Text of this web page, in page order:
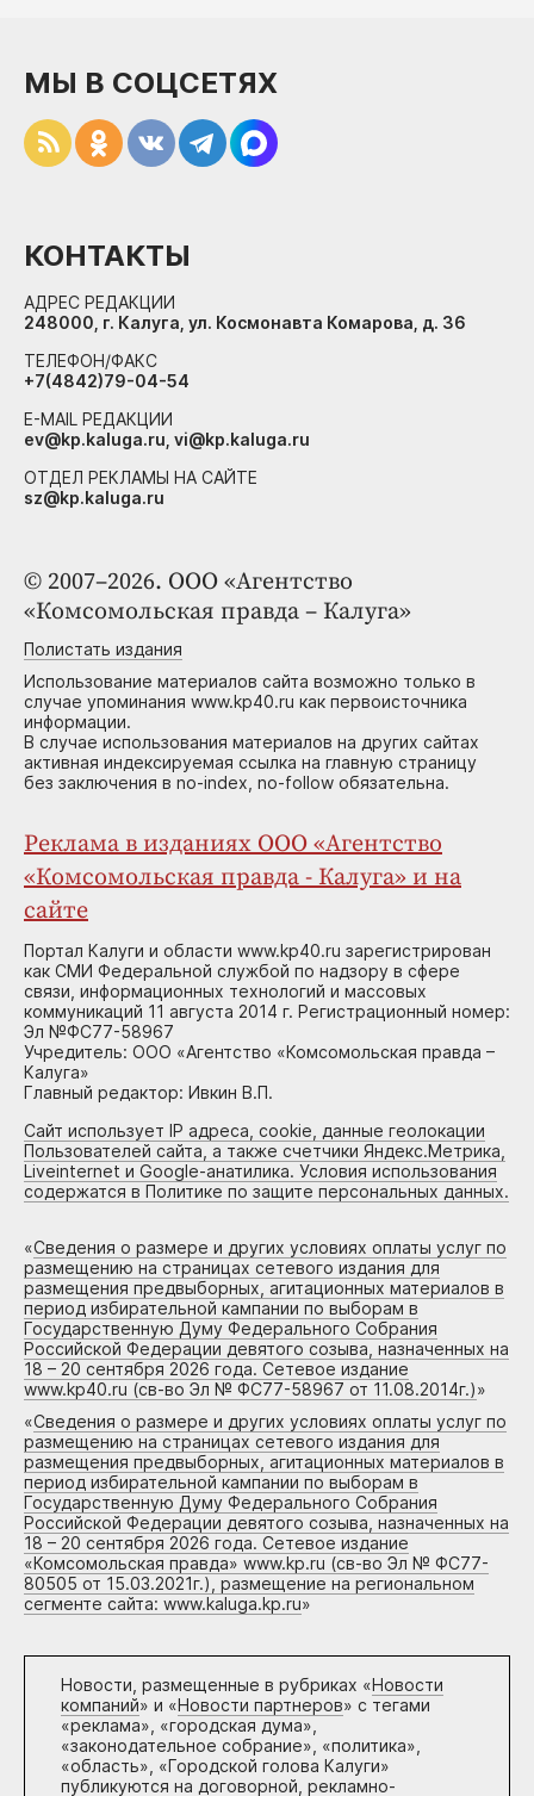
© 2007–2026. ООО «Агентство
«Комсомольская правда – Калуга»
Полистать издания
Использование материалов сайта возможно только в
случае упоминания www.kp40.ru как первоисточника
информации.
В случае использования материалов на других сайтах
активная индексируемая ссылка на главную страницу
без заключения в no-index, no-follow обязательна.
Реклама в изданиях ООО «Агентство
«Комсомольская правда - Калуга» и на
сайте
Портал Калуги и области www.kp40.ru зарегистрирован
как СМИ Федеральной службой по надзору в сфере
связи, информационных технологий и массовых
коммуникаций 11 августа 2014 г. Регистрационный номер:
Эл №ФС77-58967
Учредитель: ООО «Агентство «Комсомольская правда –
Калуга»
Главный редактор: Ивкин В.П.
Сайт использует IP адреса, cookie, данные геолокации
Пользователей сайта, а также счетчики Яндекс.Метрика,
Liveinternet и Google-анатилика. Условия использования
содержатся в Политике по защите персональных данных.
«Сведения о размере и других условиях оплаты услуг по
размещению на страницах сетевого издания для
размещения предвыборных, агитационных материалов в
период избирательной кампании по выборам в
Государственную Думу Федерального Собрания
Российской Федерации девятого созыва, назначенных на
18 – 20 сентября 2026 года. Сетевое издание
www.kp40.ru (св-во Эл № ФС77-58967 от 11.08.2014г.)»
«Сведения о размере и других условиях оплаты услуг по
размещению на страницах сетевого издания для
размещения предвыборных, агитационных материалов в
период избирательной кампании по выборам в
Государственную Думу Федерального Собрания
Российской Федерации девятого созыва, назначенных на
18 – 20 сентября 2026 года. Сетевое издание
«Комсомольская правда» www.kp.ru (св-во Эл № ФС77-
80505 от 15.03.2021г.), размещение на региональном
сегменте сайта: www.kaluga.kp.ru»
Новости, размещенные в рубриках «Новости
компаний» и «Новости партнеров» с тегами
«реклама», «городская дума»,
«законодательное собрание», «политика»,
«область», «Городской голова Калуги»
публикуются на договорной, рекламно-
МЫ В СОЦСЕТЯХ
КОНТАКТЫ
АДРЕС РЕДАКЦИИ
248000, г. Калуга, ул. Космонавта Комарова, д. 36
ТЕЛЕФОН/ФАКС
+7(4842)79-04-54
E-MAIL РЕДАКЦИИ
ev@kp.kaluga.ru, vi@kp.kaluga.ru
ОТДЕЛ РЕКЛАМЫ НА САЙТЕ
sz@kp.kaluga.ru